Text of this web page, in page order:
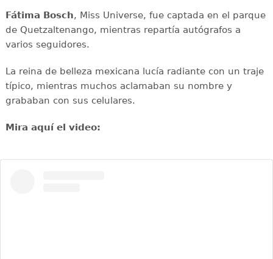
Fátima Bosch, Miss Universe, fue captada en el parque
de Quetzaltenango, mientras repartía autógrafos a
varios seguidores.
La reina de belleza mexicana lucía radiante con un traje
típico, mientras muchos aclamaban su nombre y
grababan con sus celulares.
Mira aquí el video: